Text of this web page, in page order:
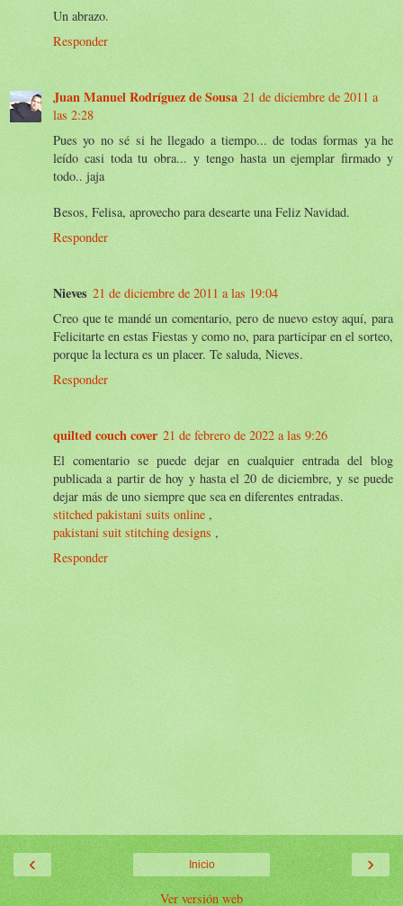
Un abrazo.
Responder
Juan Manuel Rodríguez de Sousa 21 de diciembre de 2011 a
las 2:28
Pues yo no sé si he llegado a tiempo... de todas formas ya he
leído casi toda tu obra... y tengo hasta un ejemplar firmado y
todo.. jaja
Besos, Felisa, aprovecho para desearte una Feliz Navidad.
Responder
Nieves 21 de diciembre de 2011 a las 19:04
Creo que te mandé un comentario, pero de nuevo estoy aquí, para
Felicitarte en estas Fiestas y como no, para participar en el sorteo,
porque la lectura es un placer. Te saluda, Nieves.
Responder
quilted couch cover 21 de febrero de 2022 a las 9:26
El comentario se puede dejar en cualquier entrada del blog
publicada a partir de hoy y hasta el 20 de diciembre, y se puede
dejar más de uno siempre que sea en diferentes entradas.
stitched pakistani suits online ,
pakistani suit stitching designs ,
Responder
‹ ›
Inicio
Ver versión web